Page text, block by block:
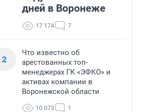
дней в Воронеже
17 174 7
2
Что известно об
арестованных топ-
менеджерах ГК «ЭФКО» и
активах компании в
Воронежской области
10 073 1